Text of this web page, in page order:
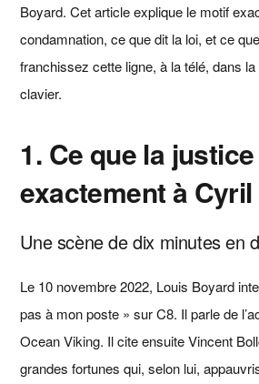
Boyard. Cet article explique le motif
condamnation, ce que dit la loi, et ce
franchissez cette ligne, à la télé, dans
clavier.
1. Ce que la
exactement à
Une scène de dix minutes en
Le 10 novembre 2022, Louis Boyard
pas à mon poste » sur C8. Il parle de
Ocean Viking. Il cite ensuite Vincent
grandes fortunes qui, selon lui,